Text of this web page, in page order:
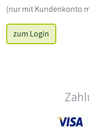
(nur mit Kundenkonto
zum Login